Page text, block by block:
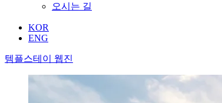
오시는 길
KOR
ENG
템플스테이 웹진